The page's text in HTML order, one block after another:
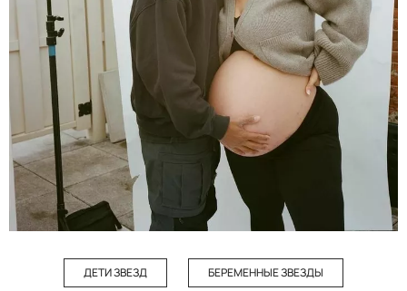
ДЕТИ ЗВЕЗД БЕРЕМЕННЫЕ ЗВЕЗДЫ